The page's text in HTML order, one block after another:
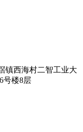
镇西海村二智工业大
号楼8层